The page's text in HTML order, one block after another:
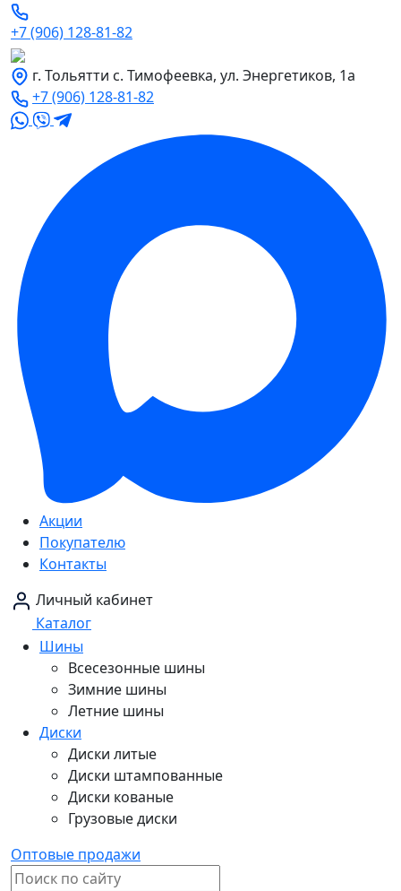
+7 (906) 128-81-82
г. Тольятти с. Тимофеевка, ул. Энергетиков, 1а
+7 (906) 128-81-82
Акции
Покупателю
Контакты
Личный кабинет
Каталог
Шины
Всесезонные шины
Зимние шины
Летние шины
Диски
Диски литые
Диски штампованные
Диски кованые
Грузовые диски
Оптовые продажи